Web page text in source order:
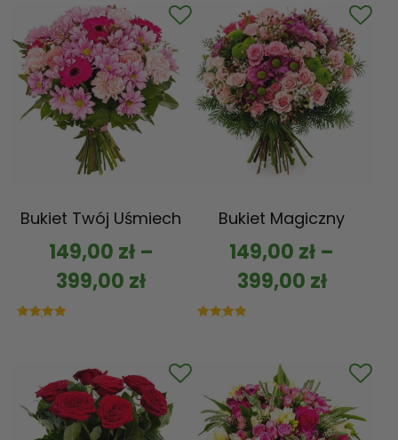
Bukiet Twój Uśmiech
149,00 zł–
399,00 zł
Bukiet Magiczny
149,00 zł –
399,00 zł